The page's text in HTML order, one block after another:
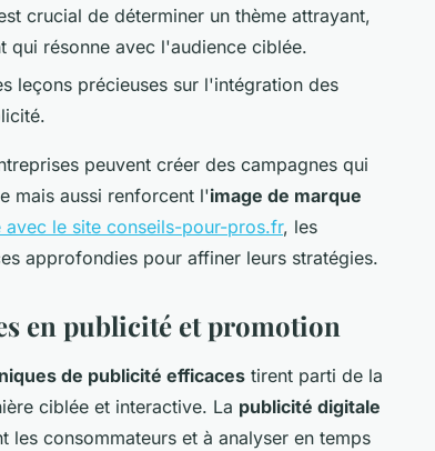
crucial de déterminer un thème attrayant,
qui résonne avec l'audience ciblée.
leçons précieuses sur l'intégration des
peuvent créer des campagnes qui
mais aussi renforcent l'image de marque
le site conseils-pour-pros.fr, les
approfondies pour affiner leurs stratégies.
en publicité et promotion
de publicité efficaces tirent parti de la
ciblée et interactive. La publicité digitale
les consommateurs et à analyser en temps